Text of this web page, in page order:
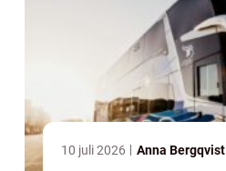
10 juli 2026 Anna Bergqvist